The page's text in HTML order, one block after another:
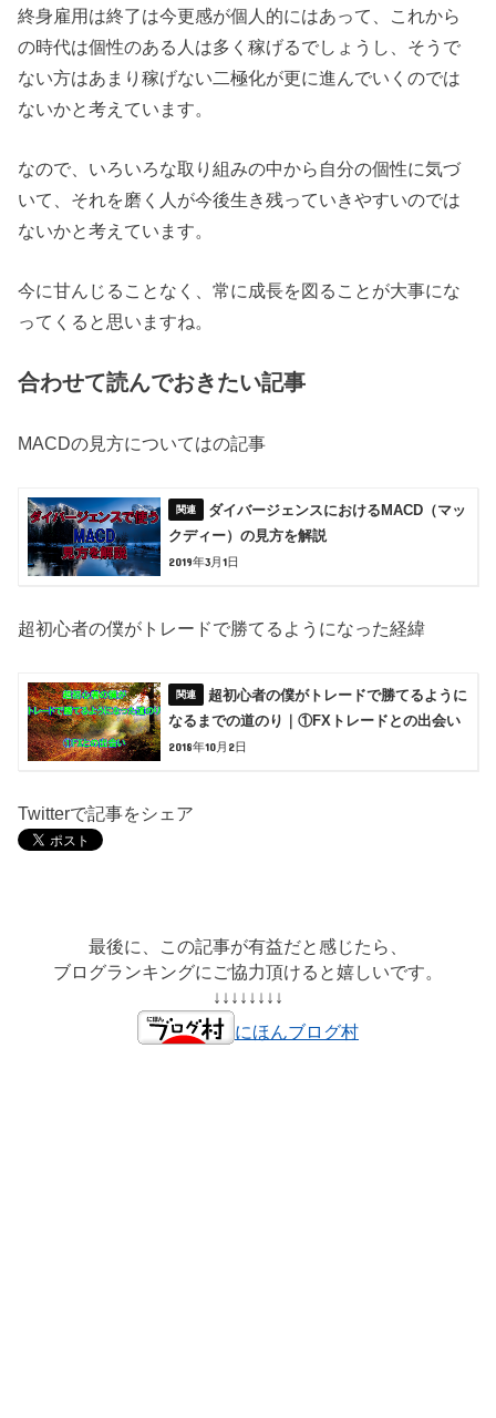
終身雇用は終了は今更感が個人的にはあって、これから
の時代は個性のある人は多く稼げるでしょうし、そうで
ない方はあまり稼げない二極化が更に進んでいくのでは
ないかと考えています。
なので、いろいろな取り組みの中から自分の個性に気づ
いて、それを磨く人が今後生き残っていきやすいのでは
ないかと考えています。
今に甘んじることなく、常に成長を図ることが大事にな
ってくると思いますね。
合わせて読んでおきたい記事
MACDの見方についてはの記事
ダイバージェンスにおけるMACD（マッ
クディー）の見方を解説
2019年3月1日
超初心者の僕がトレードで勝てるようになった経緯
超初心者の僕がトレードで勝てるように
なるまでの道のり｜①FXトレードとの出会い
2018年10月2日
Twitterで記事をシェア
最後に、この記事が有益だと感じたら、
ブログランキングにご協力頂けると嬉しいです。
↓↓↓↓↓↓↓↓
にほんブログ村